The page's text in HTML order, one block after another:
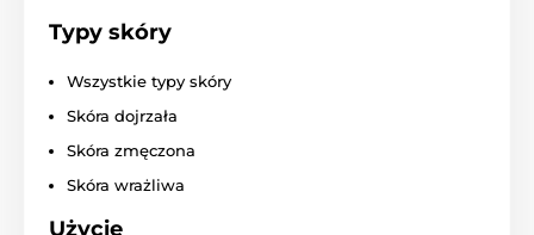
Typy skóry
Wszystkie typy skóry
Skóra dojrzała
Skóra zmęczona
Skóra wrażliwa
Użycie